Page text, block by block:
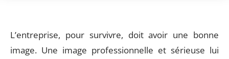
L’entreprise, pour survivre, doit avoir une bonne
image. Une image professionnelle et sérieuse lui